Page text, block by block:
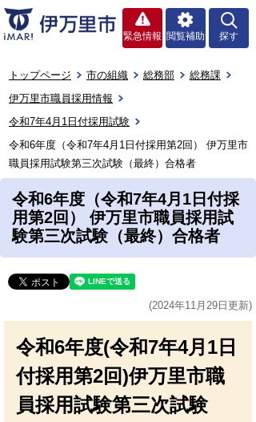
緊急情報 閲覧補助 探す
トップページ 市の組織 総務部
総務課
伊万里市職員採用情報
令和7年4月1日付採用試験
令和6年度（令和7年4月1日付採用第2回） 伊万里市
職員採用試験第三次試験（最終）合格者
令和6年度（令和7年4月1日付採
用第2回） 伊万里市職員採用試
験第三次試験（最終）合格者
(2024年11月29日更新)
令和6年度(令和7年4月1日
付採用第2回)伊万里市職
員採用試験第三次試験